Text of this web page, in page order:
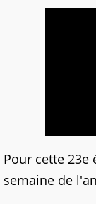
Pour cette 23e
semaine de